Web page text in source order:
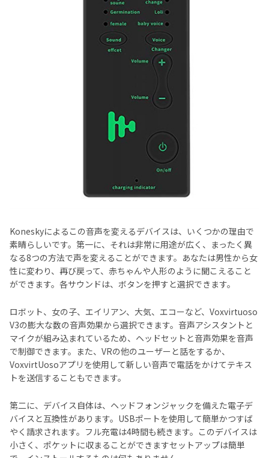
Koneskyによるこの音声を変えるデバイスは、いくつかの理由で
素晴らしいです。第一に、それは非常に用途が広く、まったく異
なる8つの方法で声を変えることができます。あなたは男性から女
性に変わり、再び戻って、赤ちゃんや人形のように聞こえること
ができます。各サウンドは、ボタンを押すと選択できます。
ロボット、女の子、エイリアン、大気、エコーなど、Voxvirtuoso
V3の膨大な数の音声効果から選択できます。音声アシスタントと
マイクが組み込まれているため、ヘッドセットと音声効果を音声
で制御できます。また、VRの他のユーザーと話をするか、
VoxvirtUosoアプリを使用して新しい音声で電話をかけてテキス
トを送信することもできます。
第二に、デバイス自体は、ヘッドフォンジャックを備えた電子デ
バイスと互換性があります。USBポートを使用して簡単かつすば
やく請求されます。フル充電は4時間も続きます。このデバイスは
小さく、ポケットに収まることができますセットアップは簡単